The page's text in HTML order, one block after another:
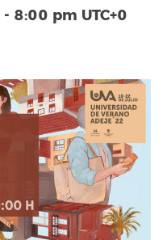
- 8:00 pm UTC+0